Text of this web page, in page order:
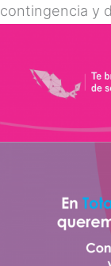
contingencia y